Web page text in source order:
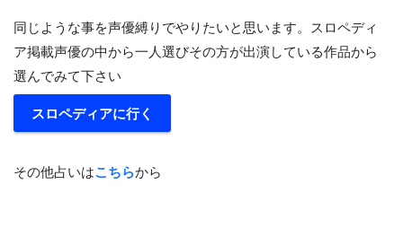
同じような事を声優縛りでやりたいと思います。スロペディ
ア掲載声優の中から一人選びその方が出演している作品から
選んでみて下さい
スロペディアに行く
その他占いはこちらから